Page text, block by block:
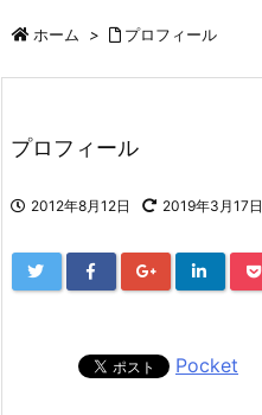
ホーム > プロフィール
プロフィール
2012年8月12日 2019年3月17日
Pocket